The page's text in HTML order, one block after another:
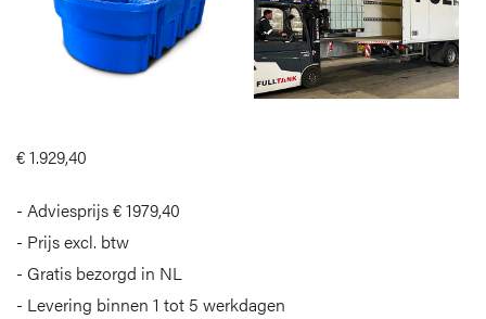
€1.929,40
Adviesprijs € 1979,40
Prijs excl. btw
Gratis bezorgd in NL
Levering binnen 1 tot 5 werkdagen